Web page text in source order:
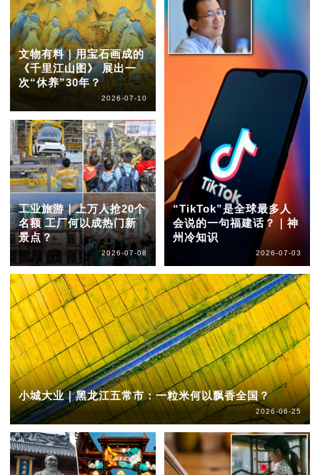
文物有料｜用宝石画成的
《千里江山图》 展出一
次“休养”30年？
2026-07-10
工业旅游｜上万人抢20个
名额 工厂何以成热门新
景点？
2026-07-08
“TikTok”是全球最多人
会说的一句福建话？｜神
州冷知识
2026-07-03
小城大业｜黑龙江五常市：一粒米何以飘香全国？
2026-06-25